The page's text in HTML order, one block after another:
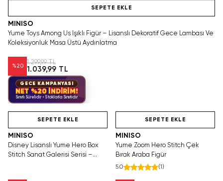
SEPETE EKLE
MINISO
Yume Toys Among Us Işıklı Figür – Lisanslı Dekoratif Gece Lambası Ve
Koleksiyonluk Masa Üstü Aydınlatma
%20
1.299,99 TL
1.039,99 TL
GECE KAMPANYASI
NET %20 İNDİRİM!
Sınırlı Sürelidir • Stoklarla Sınırlıdır
SEPETE EKLE
MINISO
Disney Lisanslı Yume Hero Box
Stitch Sanat Galerisi Serisi –
SEPETE EKLE
MINISO
Yume Zoom Hero Stitch Çek
Bırak Araba Figür
5.0 (1 )